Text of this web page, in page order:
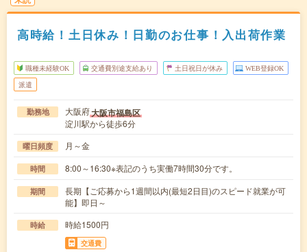
高時給！土日休み！日勤のお仕事！入出荷作業
職種未経験OK 交通費別途支給あり 土日祝日が休み WEB登録OK
派遣
勤務地 大阪府大阪市福島区
淀川駅から徒歩6分
曜日頻度 月～金
時間 8:00～16:30※表記のうち実働7時間30分です。
期間
長期【ご応募から1週間以内(最短2日目)のスピード就業が可
能】即日～
時給 時給1500円
交通費